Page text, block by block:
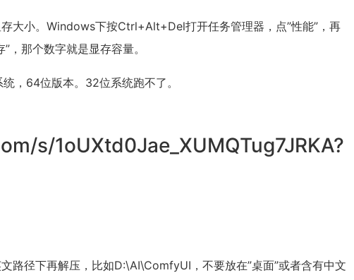
大小。Windows下按Ctrl+Alt+Del打开任务管理器，点”性能”，再
，那个数字就是显存容量。
，64位版本。32位系统跑不了。
s/1oUXtd0Jae_XUMQTug7JRKA?
路径下再解压，比如D:\AI\ComfyUI，不要放在”桌面”或者含有中文